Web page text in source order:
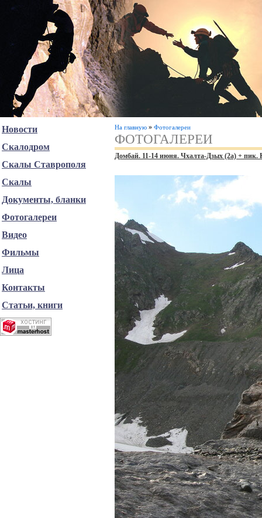
На главную » Фотогалереи
ФОТОГАЛЕРЕИ
Домбай. 11-14 июня. Чхалта-Дзых (2а) + пик.
Новости
Скалодром
Скалы Ставрополя
Скалы
Документы, бланки
Фотогалереи
Видео
Фильмы
Лица
Контакты
Статьи, книги